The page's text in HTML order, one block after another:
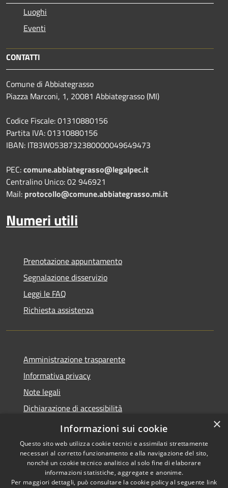
Luoghi
Eventi
CONTATTI
Comune di Abbiategrasso
Piazza Marconi, 1, 20081 Abbiategrasso (MI)
Codice Fiscale: 01310880156
Partita IVA: 01310880156
IBAN: IT83W0538732380000049649473
PEC:comune.abbiategrasso@legalpec.it
Centralino Unico: 02 946921
Mail: protocollo@comune.abbiategrasso.mi.it
Numeri utili
Prenotazione appuntamento
Segnalazione disservizio
Leggi le FAQ
Richiesta assistenza
Amministrazione trasparente
Informativa privacy
Note legali
Dichiarazione di accessibilità
Whistleblowing
Copyright © 2026 • Comune di
×
Informazioni sui cookie
Questo sito web utilizza cookie tecnici e assimilati strettamente
necessari al corretto funzionamento e alla navigazione del sito,
nonché un cookie tecnico analitico al solo fine di elaborare
informazioni statistiche, aggregate e anonime.
Per maggiori dettagli, può consultare la cookie policy al seguente link